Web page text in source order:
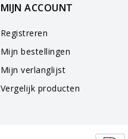
MIJN ACCOUNT
Registreren
Mijn bestellingen
Mijn verlanglijst
Vergelijk producten